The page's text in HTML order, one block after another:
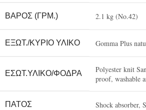
ΒΆΡΟΣ (ΓΡΜ.) 2.1 kg (No.42)
ΕΞΩΤ./ΚΎΡΙΟ ΥΛΙΚΌ Gomma Plus
ΕΣΩΤ.ΥΛΙΚΌ/ΦΌΔΡΑ
Polyester knit
proof, washable
ΠΆΤΟΣ Shock absorber,